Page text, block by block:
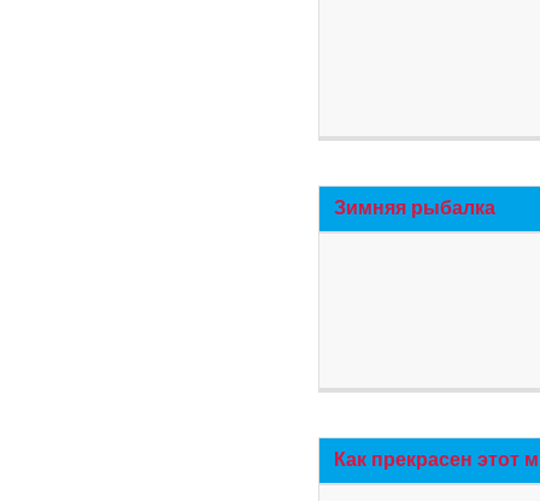
Зимняя рыбалка
Как прекрасен этот